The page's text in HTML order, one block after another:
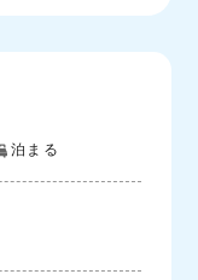
泊まる